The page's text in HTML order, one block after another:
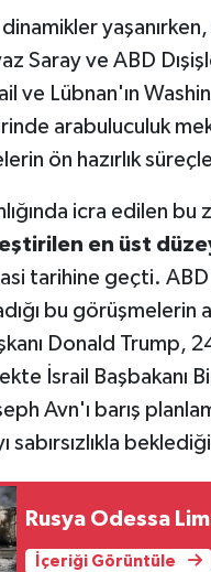
dinamikler
Saray ve ABD
ve Lübnan'ın
arabuluculuk
ön hazırlık
icra edilen bu
en üst
tarihine geçti. ABD
bu
Donald Trump,
İsrail Başbakanı
Avn'ı barış
sabırsızlıkla
Rusya Odessa
İçeriği Görüntüle